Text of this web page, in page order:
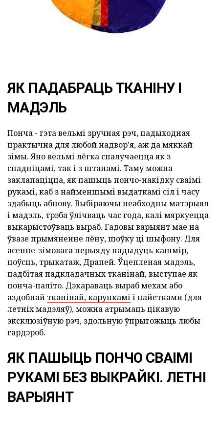
ЯК ПАДАБРАЦЬ ТКАНІНУ І
МАДЭЛЬ
Понча - гэта вельмі зручная рэч, падыходная
практычна для любой надвор'я, аж да мяккай
зімы. Яно вельмі лёгка спалучаецца як з
спадніцамі, так і з штанамі. Таму можна
заклапаціцца, як пашыць пончо-накідку сваімі
рукамі, каб з найменшымі выдаткамі сіл і часу
здабыць абнову. Выбіраючы неабходны матэрыял
і мадэль, трэба ўлічваць час года, калі мяркуецца
выкарыстоўваць выраб. Гадовы варыянт мае на
ўвазе прымяненне лёну, шоўку ці шыфону. Для
асенне-зімовага перыяду падыдуць кашмір,
поўсць, трыкатаж, Драпей. Ўцепленая мадэль,
падбітая падкладачных тканінай, выступае як
понча-паліто. Дэкараваць выраб мехам або
аздобнай тканінай, карункаміі пайетками (для
летніх мадэляў), можна атрымаць цікавую
эксклюзіўную рэч, здольную ўпрыгожыць любы
гардэроб.
ЯК ПАШЫЦЬ ПОНЧО СВАІМІ
РУКАМІ БЕЗ ВЫКРАЙКІ. ЛЕТНІ
ВАРЫЯНТ